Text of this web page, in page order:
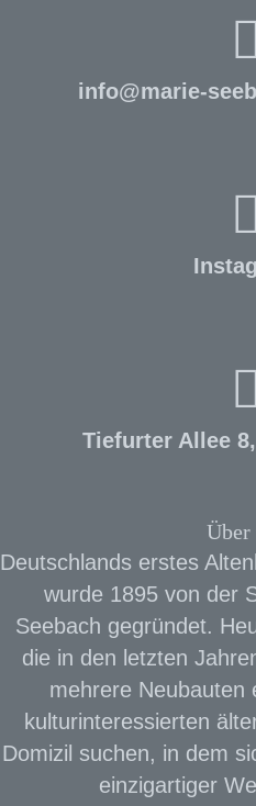
info@marie-
Tiefurter Allee
Über
Deutschlands erstes
wurde 1895 von der
Seebach gegründet.
die in den letzten
mehrere Neubauten
kulturinteressierten
Domizil suchen, in dem
einzigartiger